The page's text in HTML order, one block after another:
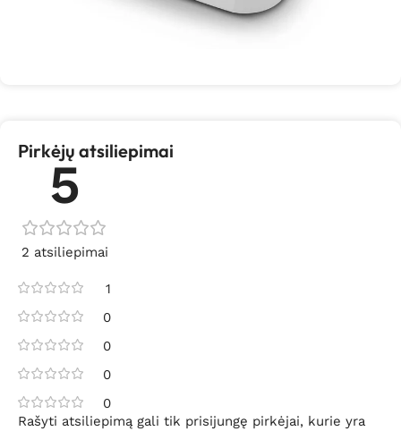
Pirkėjų atsiliepimai
5
2 atsiliepimai
1
0
0
0
0
Rašyti atsiliepimą gali tik prisijungę pirkėjai, kurie yra